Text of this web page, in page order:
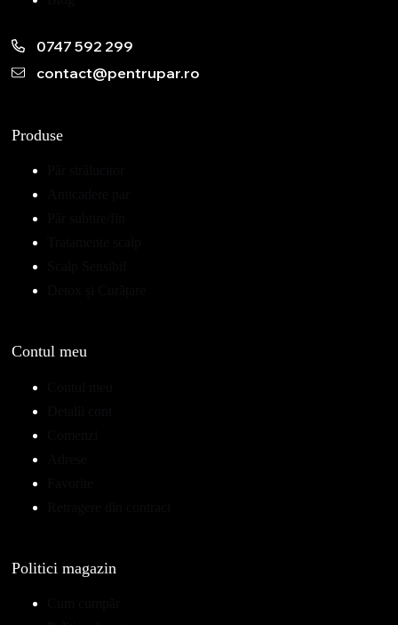
0747 592 299
contact@pentrupar.ro
Produse
Contul meu
Politici magazin